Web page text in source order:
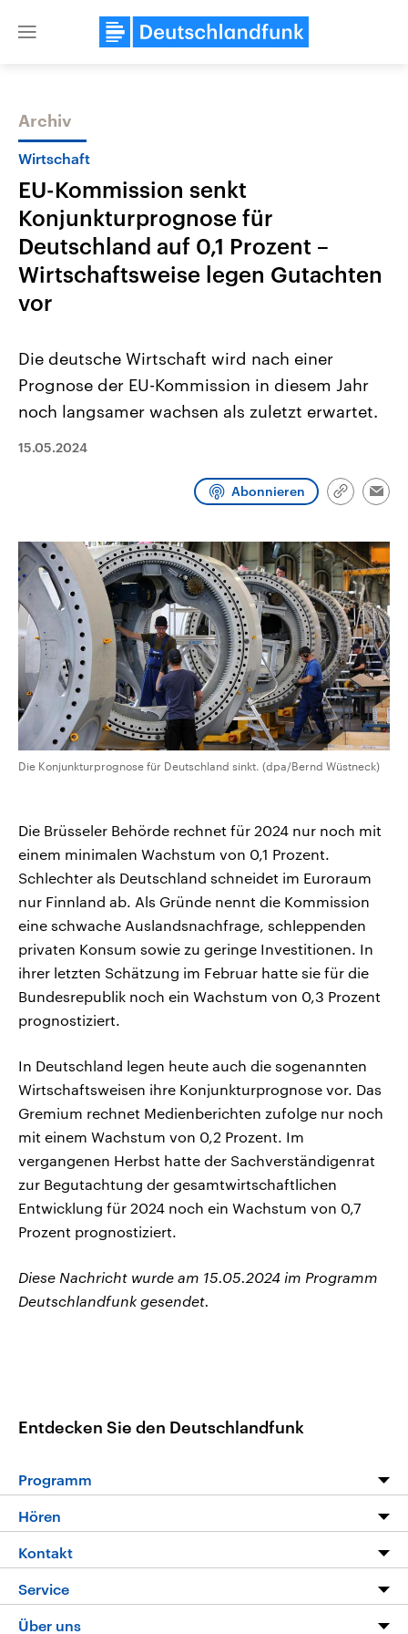
Close
Themen
Sachsen-Anhalt wählt am 6.
September 2026 einen neuen
Landtag. Seit 2021 wird das
Bundesland von einer Koalition aus
CDU, SPD und FDP regiert.-
Wahlprogramme, aktuelle Berichte
und Kandidaten der anstehenden
Wirtschaftlich und
gehören die Vereinigten
den mächtigsten Ländern
mit großem Einfluss auf
aktuelle Weltgeschehen.
Archiv
Wirtschaft
EU-Kommission senkt
Konjunkturprognose für
Deutschland auf 0,1 Prozent –
Wirtschaftsweise legen Gutachten
vor
Die deutsche Wirtschaft wird nach einer
Prognose der EU-Kommission in diesem Jahr
noch langsamer wachsen als zuletzt erwartet.
15.05.2024
Abonnieren
Link
Die Konjunkturprognose für Deutschland sinkt. (dpa/Bernd Wüstneck)
Die Brüsseler Behörde rechnet für 2024 nur noch mit
einem minimalen Wachstum von 0,1 Prozent.
Schlechter als Deutschland schneidet im Euroraum
nur Finnland ab. Als Gründe nennt die Kommission
eine schwache Auslandsnachfrage, schleppenden
privaten Konsum sowie zu geringe Investitionen. In
ihrer letzten Schätzung im Februar hatte sie für die
Bundesrepublik noch ein Wachstum von 0,3 Prozent
prognostiziert.
In Deutschland legen heute auch die sogenannten
Wirtschaftsweisen ihre Konjunkturprognose vor. Das
Gremium rechnet Medienberichten zufolge nur noch
mit einem Wachstum von 0,2 Prozent. Im
vergangenen Herbst hatte der Sachverständigenrat
zur Begutachtung der gesamtwirtschaftlichen
Entwicklung für 2024 noch ein Wachstum von 0,7
Prozent prognostiziert.
Diese Nachricht wurde am 15.05.2024 im Programm
Deutschlandfunk gesendet.
Entdecken Sie den Deutschlandfunk
Programm
Programm
Die Nachrichten
Nachrichtenleicht
Neue Beiträge auf dlf.de
Hören
Livestream
Podcasts
Kontakt
Hörerservice
Service
FAQ
Über uns